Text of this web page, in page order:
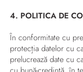
4. POLITICA DE
În conformitate cu
protecția datelor cu
prelucrează date cu